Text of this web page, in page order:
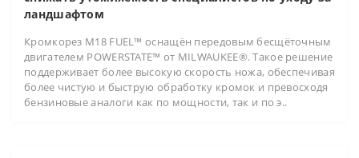
ландшафтом
Кромкорез M18 FUEL™ оснащён передовым бесщёточным
двигателем POWERSTATE™ от MILWAUKEE®. Такое решение
поддерживает более высокую скорость ножа, обеспечивая
более чистую и быструю обработку кромок и превосходя
бензиновые аналоги как по мощности, так и по э..